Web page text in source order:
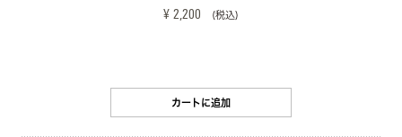
¥ 2,200 (税込)
カートに追加